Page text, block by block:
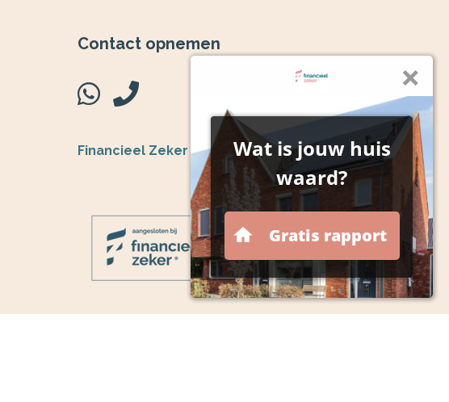
Contact opnemen
Financieel Zeker